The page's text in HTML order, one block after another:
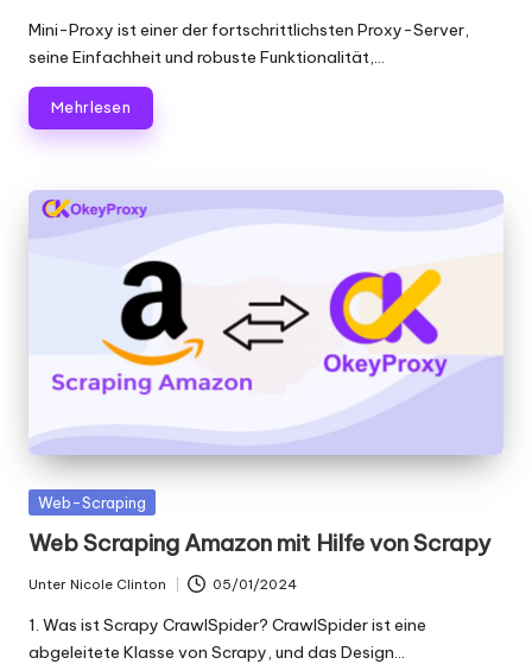
von
Mini-Proxy ist einer der fortschrittlichsten Proxy-Server,
seine Einfachheit und robuste Funktionalität,...
Mehr lesen
Gepostet
Web-Scraping
Web Scraping Amazon mit Hilfe von Scrapy
Geschrieben
von
Unter Nicole Clinton 05/01/2024
1. Was ist Scrapy CrawlSpider? CrawlSpider ist eine
abgeleitete Klasse von Scrapy, und das Design...